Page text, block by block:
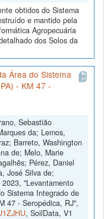
obtidos do Sistema
e mantido pela
Agropecuária
dos Solos da
Área do Sistema
- KM 47 -
Sebastião
da; Lemos,
Barreto, Washington
de; Melo, Marie
Pérez, Daniel
José Silva de;
"Levantamento
Sistema Integrado de
47 - Seropédica, RJ",
, SoilData, V1